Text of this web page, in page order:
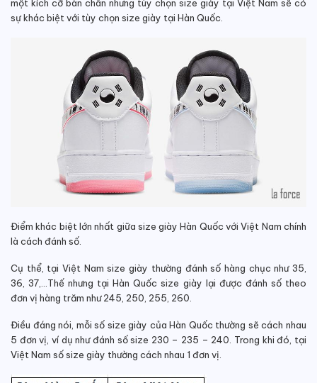
một kích cỡ bàn chân nhưng tùy chọn size giày tại Việt Nam sẽ có
sự khác biệt với tùy chọn size giày tại Hàn Quốc.
Điểm khác biệt lớn nhất giữa size giày Hàn Quốc với Việt Nam chính
là cách đánh số.
Cụ thể, tại Việt Nam size giày thường đánh số hàng chục như 35,
36, 37,…Thế nhưng tại Hàn Quốc size giày lại được đánh số theo
đơn vị hàng trăm như 245, 250, 255, 260.
Điều đáng nói, mỗi số size giày của Hàn Quốc thường sẽ cách nhau
5 đơn vị, ví dụ như đánh số size 230 – 235 – 240. Trong khi đó, tại
Việt Nam số size giày thường cách nhau 1 đơn vị.